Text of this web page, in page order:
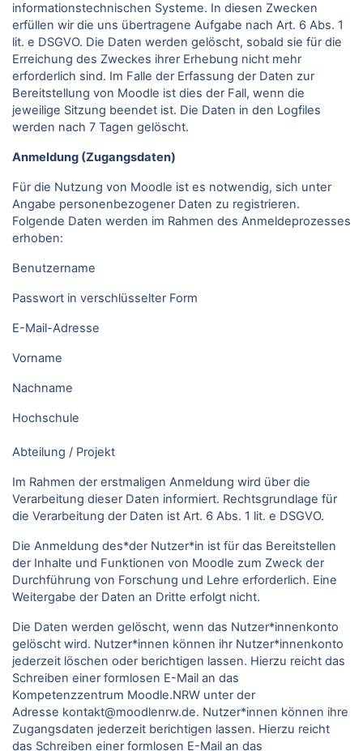
informationstechnischen Systeme. In diesen Zwecken
erfüllen wir die uns übertragene Aufgabe nach Art. 6 Abs. 1
lit. e DSGVO. Die Daten werden gelöscht, sobald sie für die
Erreichung des Zweckes ihrer Erhebung nicht mehr
erforderlich sind. Im Falle der Erfassung der Daten zur
Bereitstellung von Moodle ist dies der Fall, wenn die
jeweilige Sitzung beendet ist. Die Daten in den Logfiles
werden nach 7 Tagen gelöscht.
Anmeldung (Zugangsdaten)
Für die Nutzung von Moodle ist es notwendig, sich unter
Angabe personenbezogener Daten zu registrieren.
Folgende Daten werden im Rahmen des Anmeldeprozesses
erhoben:
Benutzername
Passwort in verschlüsselter Form
E-Mail-Adresse
Vorname
Nachname
Hochschule
Abteilung / Projekt
Im Rahmen der erstmaligen Anmeldung wird über die
Verarbeitung dieser Daten informiert. Rechtsgrundlage für
die Verarbeitung der Daten ist Art. 6 Abs. 1 lit. e DSGVO.
Die Anmeldung des*der Nutzer*in ist für das Bereitstellen
der Inhalte und Funktionen von Moodle zum Zweck der
Durchführung von Forschung und Lehre erforderlich. Eine
Weitergabe der Daten an Dritte erfolgt nicht.
Die Daten werden gelöscht, wenn das Nutzer*innenkonto
gelöscht wird. Nutzer*innen können ihr Nutzer*innenkonto
jederzeit löschen oder berichtigen lassen. Hierzu reicht das
Schreiben einer formlosen E-Mail an das
Kompetenzzentrum Moodle.NRW unter der
Adresse kontakt@moodlenrw.de. Nutzer*innen können ihre
Zugangsdaten jederzeit berichtigen lassen. Hierzu reicht
das Schreiben einer formlosen E-Mail an das